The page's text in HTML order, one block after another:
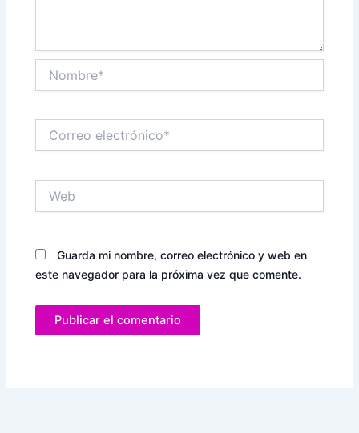
electrónico*
Guarda mi nombre, correo electrónico y web en
este navegador para la próxima vez que comente.